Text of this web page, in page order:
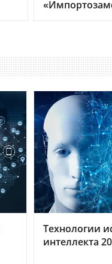
Технологии
интеллекта